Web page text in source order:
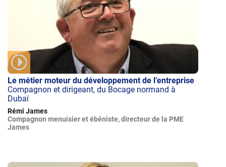
Le métier moteur du développement de l’entreprise
Compagnon et dirigeant, du Bocage normand à
Dubaï
Rémi James
Compagnon menuisier et ébéniste, directeur de la PME
James